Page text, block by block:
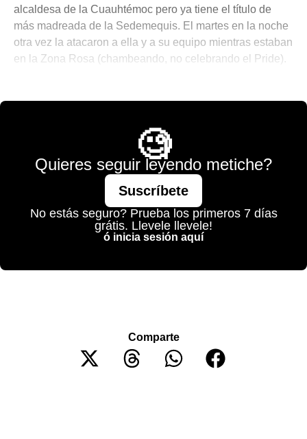
alcaldesa de la Cuauhtémoc pero ya tiene el título de
más madreada de la Sedemequis. El martes en la noche
otra vez la atacaron a ella y a su equipo mientras estaban
en la Zona Rosa (chambeando, no celebrando el Pride).
🧐
Quieres seguir leyendo metiche?
Suscríbete
No estás seguro? Prueba los primeros 7 días
grátis. Llevele llevele!
ó inicia sesión aquí
Comparte